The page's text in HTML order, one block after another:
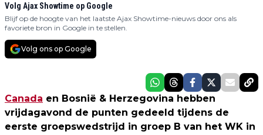
Volg Ajax Showtime op Google
Blijf op de hoogte van het laatste Ajax Showtime-nieuws door ons als
favoriete bron in Google in te stellen.
Volg ons op Google
Canada en Bosnië & Herzegovina hebben
vrijdagavond de punten gedeeld tijdens de
eerste groepswedstrijd in groep B van het WK in